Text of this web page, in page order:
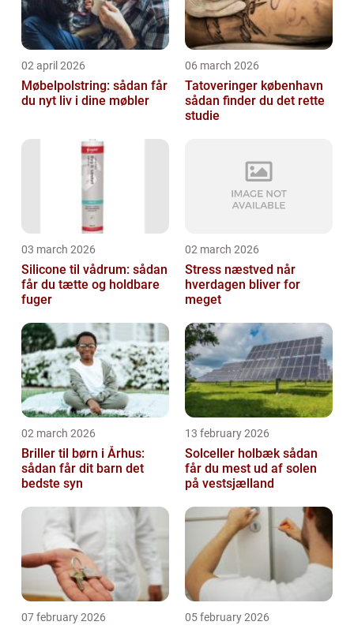
02 april 2026
Møbelpolstring: sådan får
du nyt liv i dine møbler
06 march 2026
Tatoveringer københavn
sådan finder du det rette
studie
03 march 2026
Silicone til vådrum: sådan
får du tætte og holdbare
fuger
02 march 2026
Stress næstved når
hverdagen bliver for
meget
02 march 2026
Briller til børn i Århus:
sådan får dit barn det
bedste syn
13 february 2026
Solceller holbæk sådan
får du mest ud af solen
på vestsjælland
07 february 2026 05 february 2026